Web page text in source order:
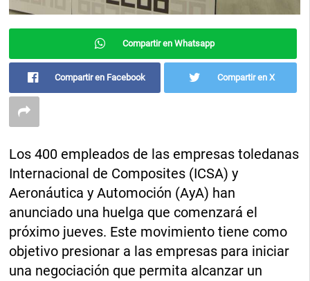
Compartir en Whatsapp
Compartir en Facebook Compartir en X
Los 400 empleados de las empresas toledanas
Internacional de Composites (ICSA) y
Aeronáutica y Automoción (AyA) han
anunciado una huelga que comenzará el
próximo jueves. Este movimiento tiene como
objetivo presionar a las empresas para iniciar
una negociación que permita alcanzar un